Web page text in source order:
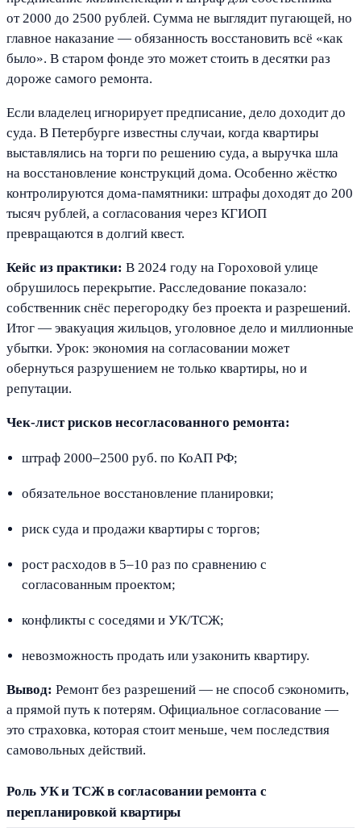
от 2000 до 2500 рублей. Сумма не выглядит пугающей, но
главное наказание — обязанность восстановить всё «как
было». В старом фонде это может стоить в десятки раз
дороже самого ремонта.
Если владелец игнорирует предписание, дело доходит до
суда. В Петербурге известны случаи, когда квартиры
выставлялись на торги по решению суда, а выручка шла
на восстановление конструкций дома. Особенно жёстко
контролируются дома-памятники: штрафы доходят до 200
тысяч рублей, а согласования через КГИОП
превращаются в долгий квест.
Кейс из практики: В 2024 году на Гороховой улице
обрушилось перекрытие. Расследование показало:
собственник снёс перегородку без проекта и разрешений.
Итог — эвакуация жильцов, уголовное дело и миллионные
убытки. Урок: экономия на согласовании может
обернуться разрушением не только квартиры, но и
репутации.
Чек-лист рисков несогласованного ремонта:
штраф 2000–2500 руб. по КоАП РФ;
обязательное восстановление планировки;
риск суда и продажи квартиры с торгов;
рост расходов в 5–10 раз по сравнению с
согласованным проектом;
конфликты с соседями и УК/ТСЖ;
невозможность продать или узаконить квартиру.
Вывод: Ремонт без разрешений — не способ сэкономить,
а прямой путь к потерям. Официальное согласование —
это страховка, которая стоит меньше, чем последствия
самовольных действий.
Роль УК и ТСЖ в согласовании ремонта с
перепланировкой квартиры